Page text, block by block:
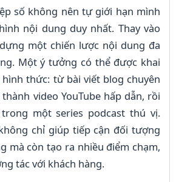
số không nên tự giới hạn mình
nội dung duy nhất. Thay vào
một chiến lược nội dung đa
Một ý tưởng có thể được khai
thức: từ bài viết blog chuyên
video YouTube hấp dẫn, rồi
một series podcast thú vị.
chỉ giúp tiếp cận đối tượng
mà còn tạo ra nhiều điểm chạm,
tác với khách hàng.